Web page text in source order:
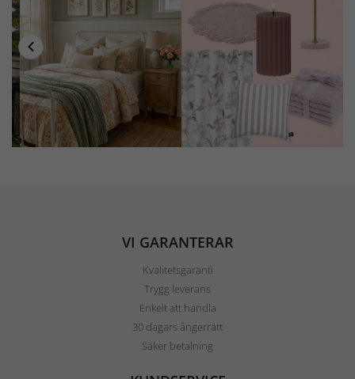
VI GARANTERAR
Kvalitetsgaranti
Trygg leverans
Enkelt att handla
30 dagars ångerrätt
Säker betalning